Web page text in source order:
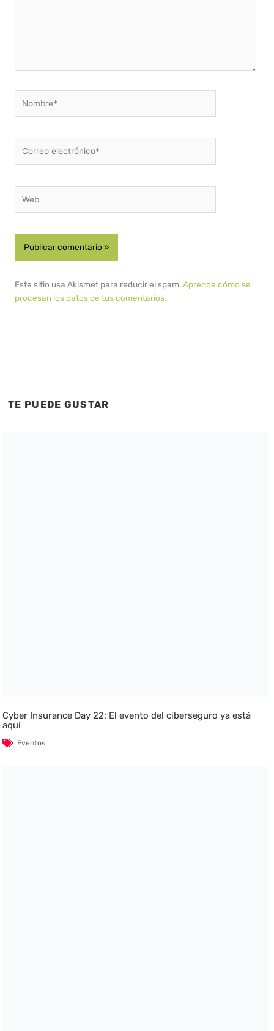
electrónico*
Este sitio usa Akismet para reducir el spam.Aprende cómo se
procesan los datos de tus comentarios.
TE PUEDE GUSTAR
Cyber Insurance Day 22: El evento del ciberseguro ya está
aquí
Eventos